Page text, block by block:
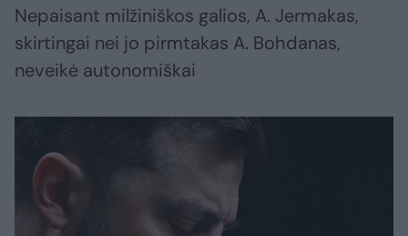
Nepaisant milžiniškos galios, A. Jermakas,
skirtingai nei jo pirmtakas A. Bohdanas,
neveikė autonomiškai